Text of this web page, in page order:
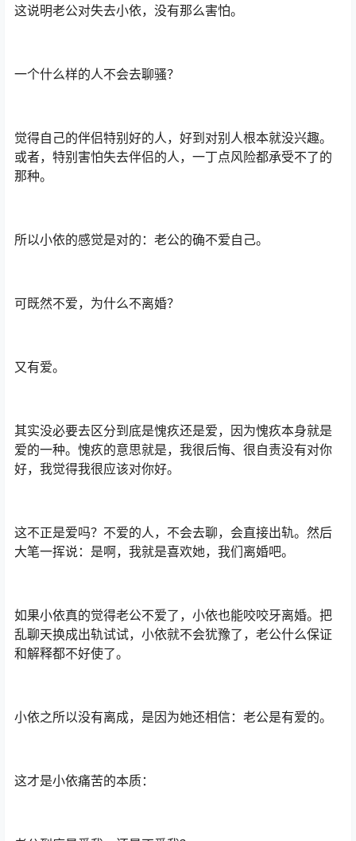
这说明老公对失去小依，没有那么害怕。
一个什么样的人不会去聊骚？
觉得自己的伴侣特别好的人，好到对别人根本就没兴趣。
或者，特别害怕失去伴侣的人，一丁点风险都承受不了的
那种。
所以小依的感觉是对的：老公的确不爱自己。
可既然不爱，为什么不离婚？
又有爱。
其实没必要去区分到底是愧疚还是爱，因为愧疚本身就是
爱的一种。愧疚的意思就是，我很后悔、很自责没有对你
好，我觉得我很应该对你好。
这不正是爱吗？不爱的人，不会去聊，会直接出轨。然后
大笔一挥说：是啊，我就是喜欢她，我们离婚吧。
如果小依真的觉得老公不爱了，小依也能咬咬牙离婚。把
乱聊天换成出轨试试，小依就不会犹豫了，老公什么保证
和解释都不好使了。
小依之所以没有离成，是因为她还相信：老公是有爱的。
这才是小依痛苦的本质：